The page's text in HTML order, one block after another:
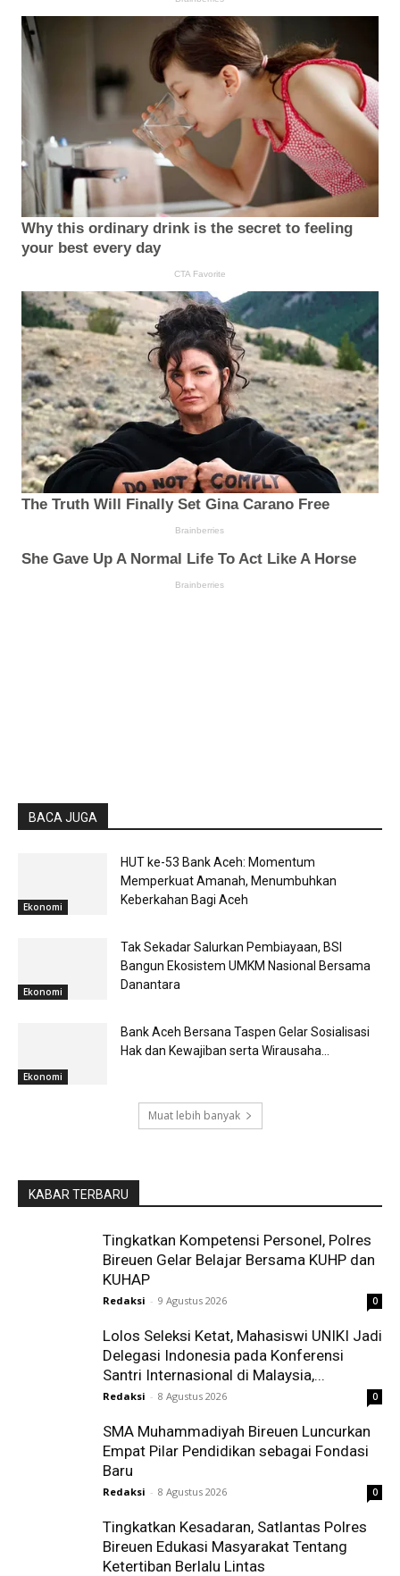
BACA JUGA
Ekonomi
HUT ke-53 Bank Aceh: Momentum
Memperkuat Amanah, Menumbuhkan
Keberkahan Bagi Aceh
Ekonomi
Tak Sekadar Salurkan Pembiayaan, BSI
Bangun Ekosistem UMKM Nasional Bersama
Danantara
Ekonomi
Bank Aceh Bersana Taspen Gelar Sosialisasi
Hak dan Kewajiban serta Wirausaha...
Muat lebih banyak
KABAR TERBARU
Tingkatkan Kompetensi Personel, Polres
Bireuen Gelar Belajar Bersama KUHP dan
KUHAP
Redaksi - 9 Agustus 2026 0
Lolos Seleksi Ketat, Mahasiswi UNIKI Jadi
Delegasi Indonesia pada Konferensi
Santri Internasional di Malaysia,...
Redaksi - 8 Agustus 2026 0
SMA Muhammadiyah Bireuen Luncurkan
Empat Pilar Pendidikan sebagai Fondasi
Baru
Redaksi - 8 Agustus 2026 0
Tingkatkan Kesadaran, Satlantas Polres
Bireuen Edukasi Masyarakat Tentang
Ketertiban Berlalu Lintas